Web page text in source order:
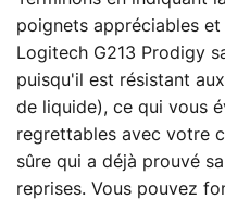
poignets appréciables
Logitech G213 Prodigy
puisqu'il est résistant
de liquide), ce qui vous
regrettables avec votre
sûre qui a déjà prouvé
reprises. Vous pouvez